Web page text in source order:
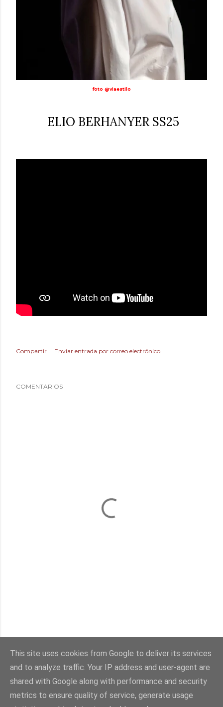
foto @viaestilo
ELIO BERHANYER SS25
Compartir Enviar entrada por correo electrónico
COMENTARIOS
Con la tecnología de Blogger
Imágenes del tema:sebastian-julian
This site uses cookies from Google to deliver its services
and to analyze traffic. Your IP address and user-agent are
shared with Google along with performance and security
metrics to ensure quality of service, generate usage